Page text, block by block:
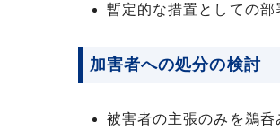
暫定的な措置としての部
加害者への処分の検討
被害者の主張のみを鵜呑